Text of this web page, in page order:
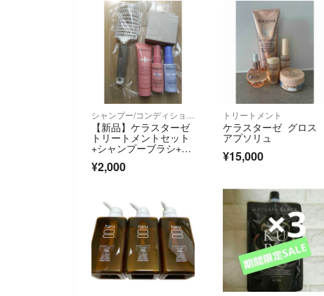
【新品】ケラスターゼ
トリートメントセット
+シャンプーブラシ+ド
¥2,000
トリートメント
ケラスターゼ グロス
アプソリュ
¥15,000